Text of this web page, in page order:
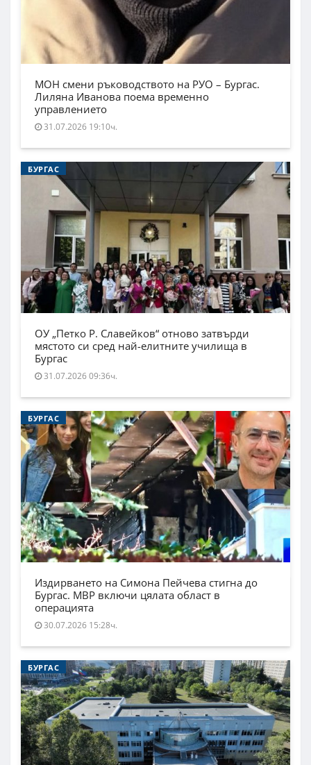
МОН смени ръководството на РУО – Бургас.
Лиляна Иванова поема временно
управлението
31.07.2026 19:10ч.
БУРГАС
ОУ „Петко Р. Славейков“ отново затвърди
мястото си сред най-елитните училища в
Бургас
31.07.2026 09:36ч.
БУРГАС
Издирването на Симона Пейчева стигна до
Бургас. МВР включи цялата област в
операцията
30.07.2026 15:28ч.
БУРГАС